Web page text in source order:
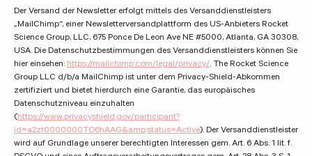
Der Versand der Newsletter erfolgt mittels des Versanddienstleisters
„MailChimp“, einer Newsletterversandplattform des US-Anbieters Rocket
Science Group, LLC, 675 Ponce De Leon Ave NE #5000, Atlanta, GA 30308,
USA. Die Datenschutzbestimmungen des Versanddienstleisters können Sie
hier einsehen: https://mailchimp.com/legal/privacy/. The Rocket Science
Group LLC d/b/a MailChimp ist unter dem Privacy-Shield-Abkommen
zertifiziert und bietet hierdurch eine Garantie, das europäisches
Datenschutzniveau einzuhalten
(https://www.privacyshield.gov/participant?
id=a2zt0000000TO6hAAG&amp;status=Active). Der Versanddienstleister
wird auf Grundlage unserer berechtigten Interessen gem. Art. 6 Abs. 1 lit. f.